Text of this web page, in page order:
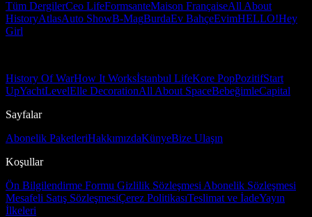
Tüm DergilerCeo LifeFormsanteMaison FrançaiseAll About
HistoryAtlasAuto ShowB-MagBurdaEv BahçeEvimHELLO!Hey
Girl
History Of WarHow It Worksİstanbul LifeKore PopPozitifStart
UpYachtLevelElle DecorationAll About SpaceBebeğimleCapital
Sayfalar
Abonelik PaketleriHakkımızdaKünyeBize Ulaşın
Koşullar
Ön Bilgilendirme Formu Gizlilik Sözleşmesi Abonelik Sözleşmesi
Mesafeli Satış SözleşmesiÇerez PolitikasıTeslimat ve İadeYayın
İlkeleri